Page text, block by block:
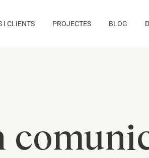
I CLIENTS PROJECTES BLOG